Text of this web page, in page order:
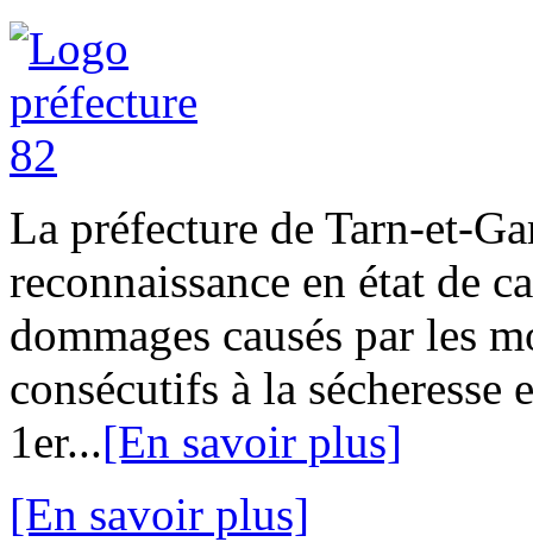
La préfecture de Tarn-et-
reconnaissance en état de
dommages causés par les
consécutifs à la
1er...[En savoir plus]
[En savoir plus]